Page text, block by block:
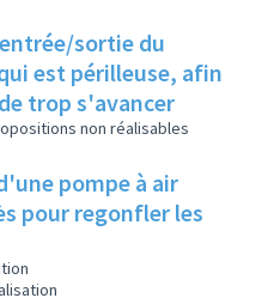
sortie du
est périlleuse, afin
trop s'avancer
non réalisables
pompe à air
pour regonfler les